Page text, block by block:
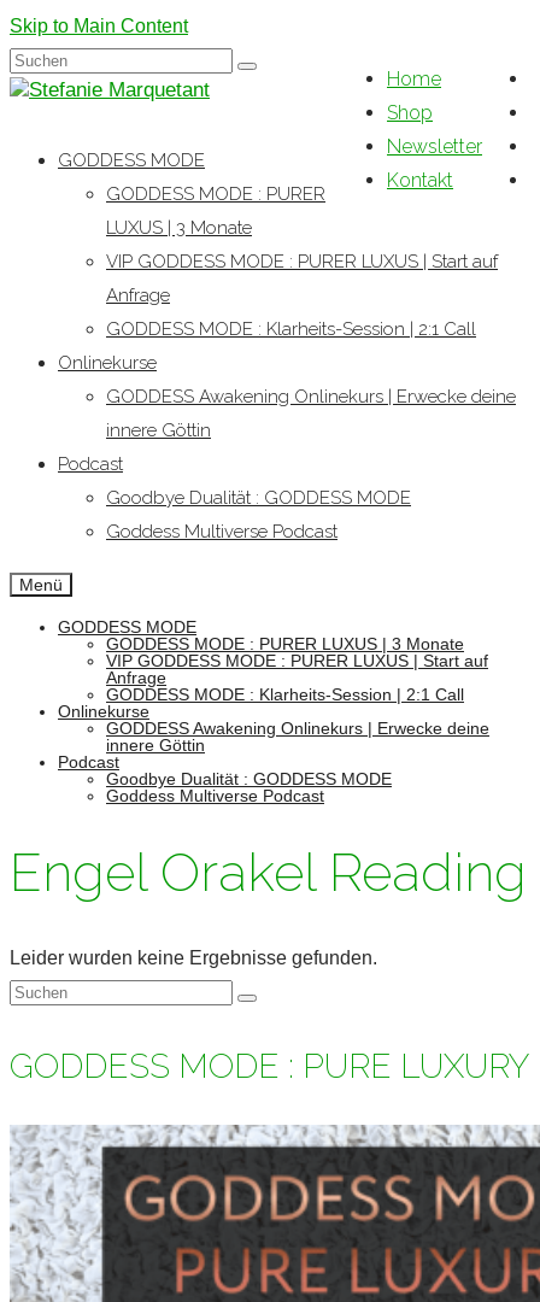
Skip to Main Content
Home
Shop
Newsletter
Kontakt
Suchen
nach:
GODDESS MODE
GODDESS MODE : PURER
LUXUS | 3 Monate
VIP GODDESS MODE : PURER LUXUS | Start auf
Anfrage
GODDESS MODE : Klarheits-Session | 2:1 Call
Onlinekurse
GODDESS Awakening Onlinekurs | Erwecke deine
innere Göttin
Podcast
Goodbye Dualität : GODDESS MODE
Goddess Multiverse Podcast
Menü
GODDESS MODE
GODDESS MODE : PURER LUXUS | 3 Monate
VIP GODDESS MODE : PURER LUXUS | Start auf
Anfrage
GODDESS MODE : Klarheits-Session | 2:1 Call
Onlinekurse
GODDESS Awakening Onlinekurs | Erwecke deine
innere Göttin
Podcast
Goodbye Dualität : GODDESS MODE
Goddess Multiverse Podcast
Engel Orakel Reading
Leider wurden keine Ergebnisse gefunden.
Suchen
GODDESS MODE : PURE LUXURY